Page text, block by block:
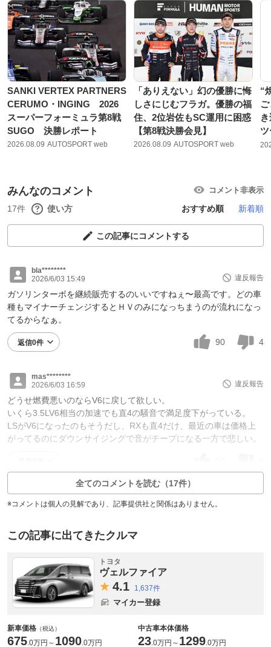
SANKI VERTEX PARTNERS
CERUMO・INGING 2026
スーパーフォーミュラ第8戦
SUGO 決勝レポート
2026.08.09 AUTOSPORT web
「ありえない」幻の優勝に悔
しさにじむフラガ。優勝の福
住、2位岩佐もSC運用に困惑
【第8戦決勝会見】
2026.08.09 AUTOSPORT web
“
みんなのコメント コメント非表示
17件 使い方 おすすめ順 新着順
この記事にコメントする
bla********
2026/6/03 15:49
違反報告
ガソリンターボを継続販売するのいいですねぇ〜最高です。どの車
種もマイナーチェンジするとＨＶのみになっちまうのが流れになっ
てるからなぁ。
返信0件 90 4
mas********
2026/6/03 16:59
違反報告
どうせ燃費悪いのならV6に戻して欲しい。
いくら3.5LV6相当の加速でも直4の騒音で満足度下がっている。
LSがV6になったのもそうだし、RXも直4だけ、最近の車は価格上
がってるのにダウンサイジングで音がチープになる一方で悲しい。
全てのコメントを読む（17件）
※コメントは個人の見解であり、記事提供社と関係はありません。
この記事に出てきたクルマ
トヨタ
ヴェルファイア
4.1 1,637件
マイカー登録
新車価格 （税込）
675.0万円 ～ 1090.0万円
中古車本体価格
23.0万円 ～ 1299.0万円